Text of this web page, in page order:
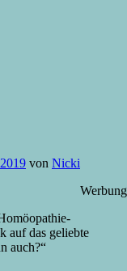
von Nicki
Werbung
auf das geliebte
auch?“